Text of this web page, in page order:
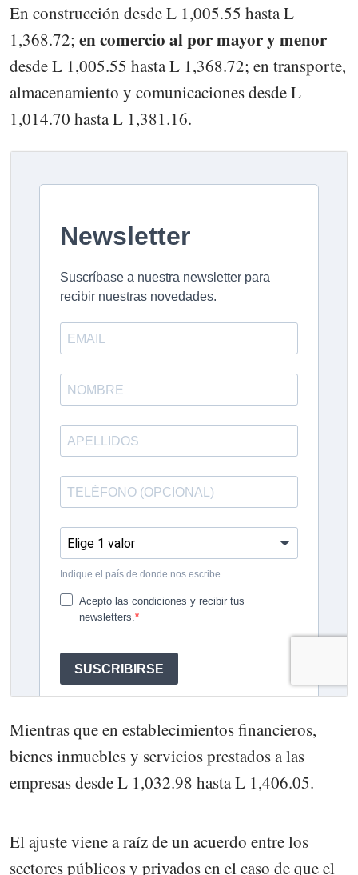
En construcción desde L 1,005.55 hasta L
1,368.72; en comercio al por mayor y menor
desde L 1,005.55 hasta L 1,368.72; en transporte,
almacenamiento y comunicaciones desde L
1,014.70 hasta L 1,381.16.
Mientras que en establecimientos financieros,
bienes inmuebles y servicios prestados a las
empresas desde L 1,032.98 hasta L 1,406.05.
El ajuste viene a raíz de un acuerdo entre los
sectores públicos y privados en el caso de que el